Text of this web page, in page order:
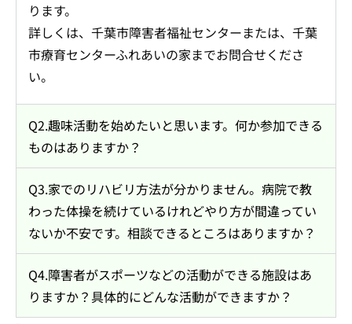
ります。
詳しくは、千葉市障害者福祉センターまたは、千葉
市療育センターふれあいの家までお問合せくださ
い。
Q2.趣味活動を始めたいと思います。何か参加できる
ものはありますか？
Q3.家でのリハビリ方法が分かりません。病院で教
わった体操を続けているけれどやり方が間違ってい
ないか不安です。相談できるところはありますか？
Q4.障害者がスポーツなどの活動ができる施設はあ
りますか？具体的にどんな活動ができますか？